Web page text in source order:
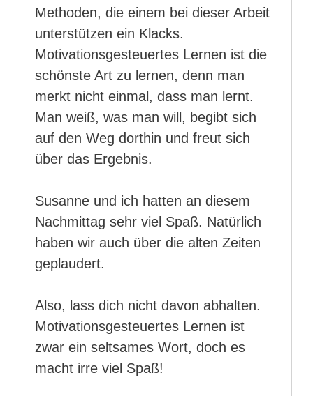
Methoden, die einem bei dieser Arbeit
unterstützen ein Klacks.
Motivationsgesteuertes Lernen ist die
schönste Art zu lernen, denn man
merkt nicht einmal, dass man lernt.
Man weiß, was man will, begibt sich
auf den Weg dorthin und freut sich
über das Ergebnis.
Susanne und ich hatten an diesem
Nachmittag sehr viel Spaß. Natürlich
haben wir auch über die alten Zeiten
geplaudert.
Also, lass dich nicht davon abhalten.
Motivationsgesteuertes Lernen ist
zwar ein seltsames Wort, doch es
macht irre viel Spaß!